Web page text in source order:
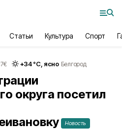
Статьи Культура Спорт
€ +34°С, ясно Белгород
округа посетил
Новость